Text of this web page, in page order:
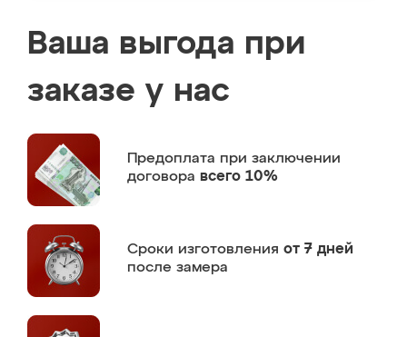
Ваша выгода при
заказе у нас
Предоплата при заключении
договора всего 10%
Сроки изготовления от 7 дней
после замера